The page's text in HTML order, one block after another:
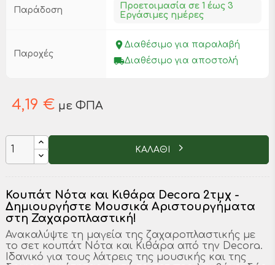
Παράδοση
Προετοιμασία σε 1 έως 3
Εργάσιμες ημέρες
Παροχές
place Διαθέσιμο για παραλαβή
local_shippingΔιαθέσιμο για αποστολή
4,19 € με ΦΠΑ
ΚΑΛΑΘΙ
Κουπάτ Νότα και Κιθάρα Decora 2τμχ -
Δημιουργήστε Μουσικά Αριστουργήματα
στη Ζαχαροπλαστική!
Ανακαλύψτε τη μαγεία της ζαχαροπλαστικής με
το σετ κουπάτ Νότα και Κιθάρα από την Decora.
Ιδανικό για τους λάτρεις της μουσικής και της